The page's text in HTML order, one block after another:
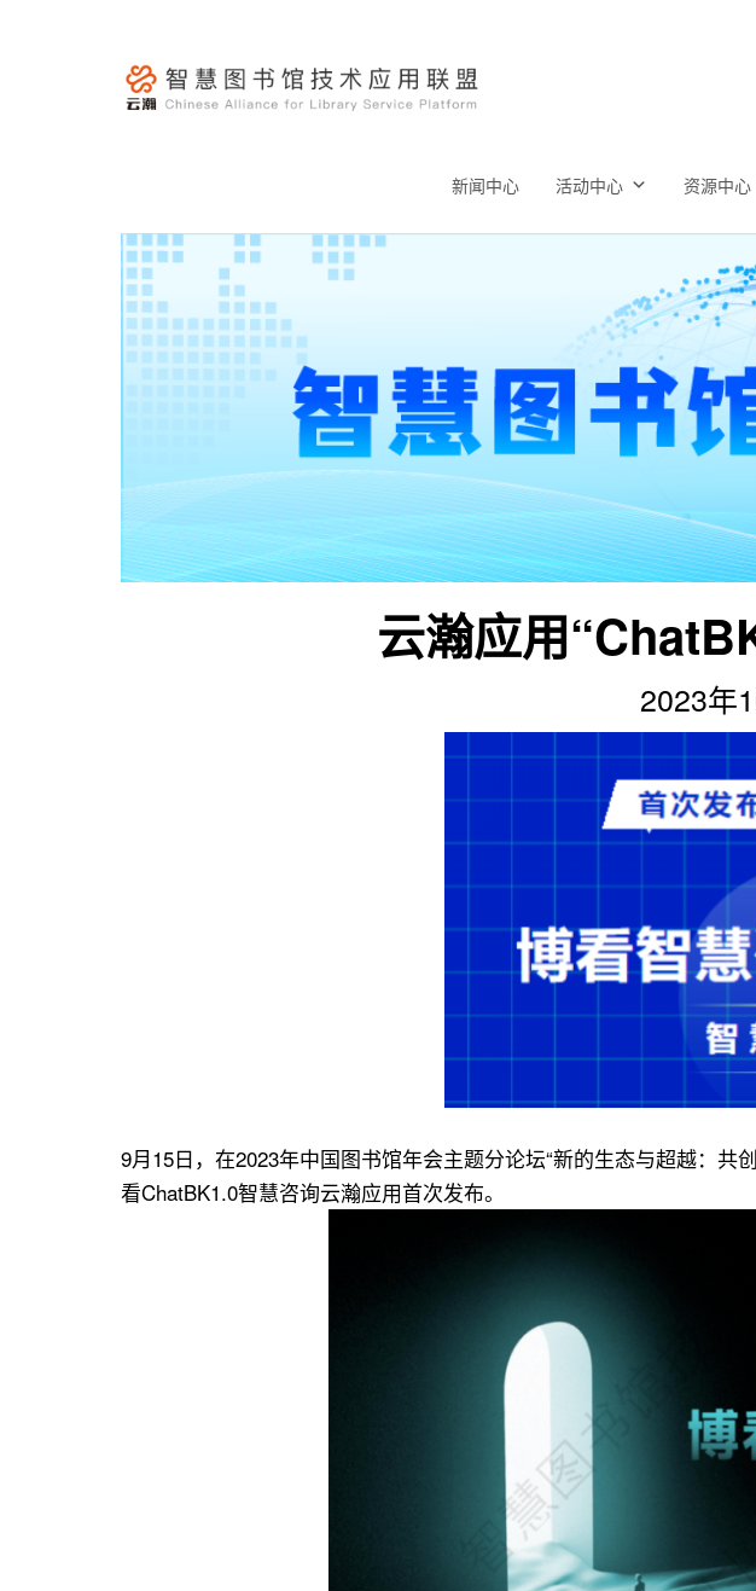
盟-
智
慧
图
术
应
用
联
新闻中心 活动中心 资源中心
云瀚应用
2023年
9月15日，在2023年中国图书馆年会主题分论坛“新的生态与超越：
看ChatBK1.0智慧咨询云瀚应用首次发布。